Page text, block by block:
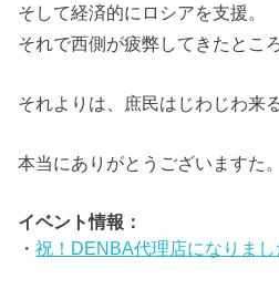
そして経済的にロシアを支援。
それで西側が疲弊してきたとこ
それよりは、庶民はじわじわ来
本当にありがとうございますた。
イベント情報：
・祝！DENBA代理店になりまし